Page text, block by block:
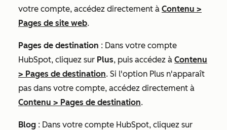
votre compte, accédez directement à Contenu >
Pages de site web.
Pages de destination : Dans votre compte
HubSpot, cliquez sur Plus, puis accédez à Contenu
> Pages de destination. Si l'option Plus n'apparaît
pas dans votre compte, accédez directement à
Contenu > Pages de destination.
Blog : Dans votre compte HubSpot, cliquez sur